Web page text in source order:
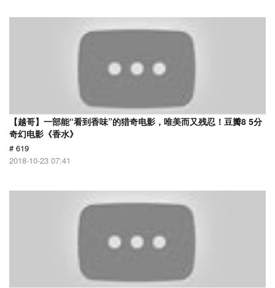
【越哥】一部能“看到香味”的猎奇电影，唯美而又残忍！豆瓣8 5分
奇幻电影《香水》
# 619
2018-10-23 07:41